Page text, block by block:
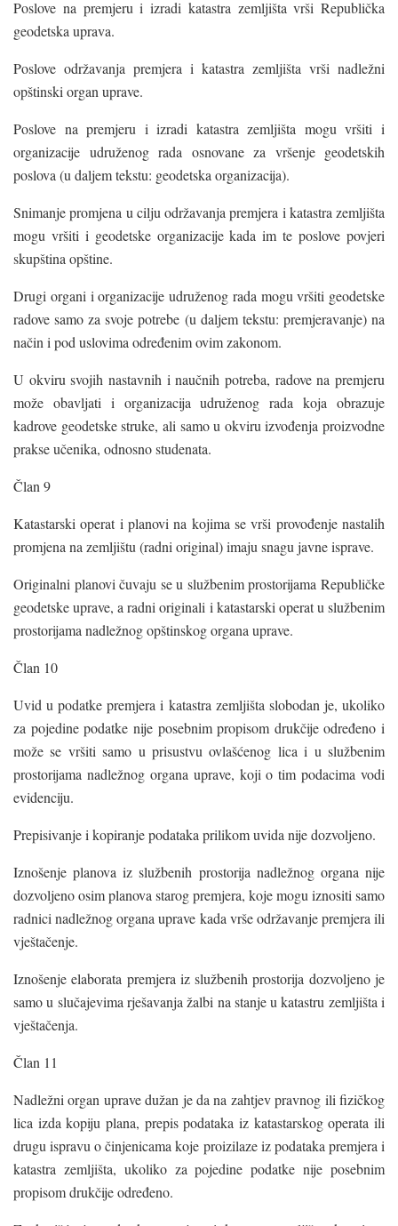
Poslove na premjeru i izradi katastra zemljišta vrši Republička
geodetska uprava.
Poslove održavanja premjera i katastra zemljišta vrši nadležni
opštinski organ uprave.
Poslove na premjeru i izradi katastra zemljišta mogu vršiti i
organizacije udruženog rada osnovane za vršenje geodetskih
poslova (u daljem tekstu: geodetska organizacija).
Snimanje promjena u cilju održavanja premjera i katastra zemljišta
mogu vršiti i geodetske organizacije kada im te poslove povjeri
skupština opštine.
Drugi organi i organizacije udruženog rada mogu vršiti geodetske
radove samo za svoje potrebe (u daljem tekstu: premjeravanje) na
način i pod uslovima određenim ovim zakonom.
U okviru svojih nastavnih i naučnih potreba, radove na premjeru
može obavljati i organizacija udruženog rada koja obrazuje
kadrove geodetske struke, ali samo u okviru izvođenja proizvodne
prakse učenika, odnosno studenata.
Član 9
Katastarski operat i planovi na kojima se vrši provođenje nastalih
promjena na zemljištu (radni original) imaju snagu javne isprave.
Originalni planovi čuvaju se u službenim prostorijama Republičke
geodetske uprave, a radni originali i katastarski operat u službenim
prostorijama nadležnog opštinskog organa uprave.
Član 10
Uvid u podatke premjera i katastra zemljišta slobodan je, ukoliko
za pojedine podatke nije posebnim propisom drukčije određeno i
može se vršiti samo u prisustvu ovlašćenog lica i u službenim
prostorijama nadležnog organa uprave, koji o tim podacima vodi
evidenciju.
Prepisivanje i kopiranje podataka prilikom uvida nije dozvoljeno.
Iznošenje planova iz službenih prostorija nadležnog organa nije
dozvoljeno osim planova starog premjera, koje mogu iznositi samo
radnici nadležnog organa uprave kada vrše održavanje premjera ili
vještačenje.
Iznošenje elaborata premjera iz službenih prostorija dozvoljeno je
samo u slučajevima rješavanja žalbi na stanje u katastru zemljišta i
vještačenja.
Član 11
Nadležni organ uprave dužan je da na zahtjev pravnog ili fizičkog
lica izda kopiju plana, prepis podataka iz katastarskog operata ili
drugu ispravu o činjenicama koje proizilaze iz podataka premjera i
katastra zemljišta, ukoliko za pojedine podatke nije posebnim
propisom drukčije određeno.